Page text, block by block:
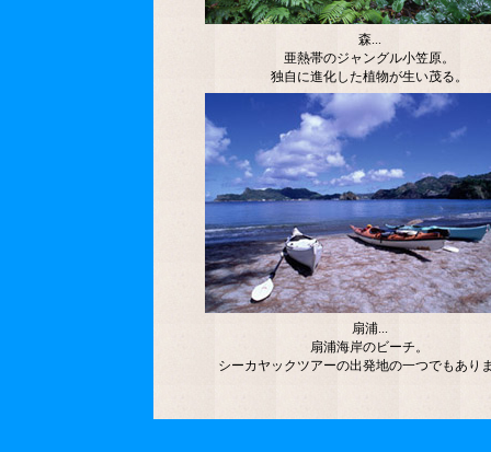
森...
亜熱帯のジャングル小笠原。
独自に進化した植物が生い茂る。
扇浦...
扇浦海岸のビーチ。
シーカヤックツアーの出発地の一つでもあり